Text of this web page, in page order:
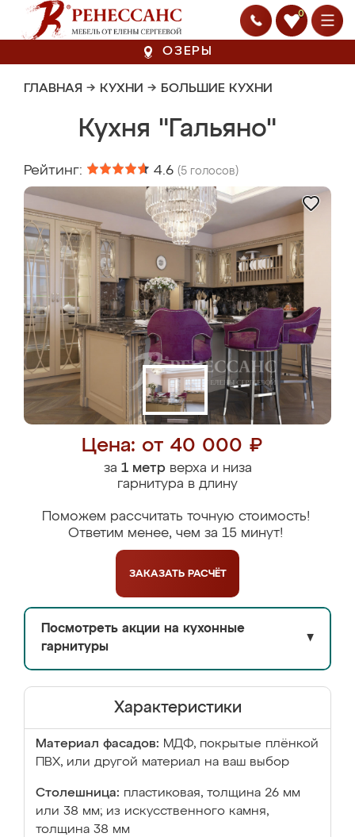
0
ОЗЕРЫ
ГЛАВНАЯ → КУХНИ → БОЛЬШИЕ КУХНИ
Кухня "Гальяно"
Рейтинг: 4.6 (5 голосов)
Цена: от 40 000 ₽
за 1 метрверха и низа
гарнитура в длину
Поможем рассчитать точную стоимость!
Ответим менее, чем за 15 минут!
ЗАКАЗАТЬ РАСЧЁТ
Посмотреть акции на кухонные
гарнитуры
▼
Характеристики
Материал фасадов: МДФ, покрытые плёнкой
ПВХ, или другой материал на ваш выбор
Столешница: пластиковая, толщина 26 мм
или 38 мм; из искусственного камня,
толщина 38 мм